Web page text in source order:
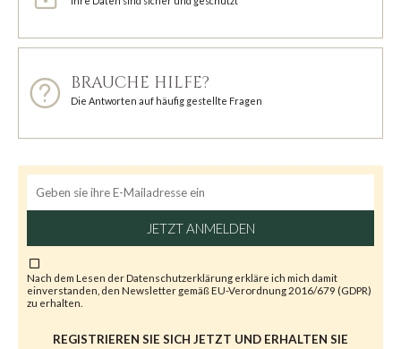
BRAUCHE HILFE?
Die Antworten auf häufig gestellte Fragen
JETZT ANMELDEN
Nach dem Lesen derDatenschutzerklärung erkläre ich mich damit
einverstanden, den Newsletter gemäß EU-Verordnung 2016/679 (GDPR)
zu erhalten.
REGISTRIEREN SIE SICH JETZT UND ERHALTEN SIE